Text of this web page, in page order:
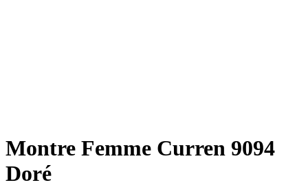
Montre Femme Curren 9094
Doré